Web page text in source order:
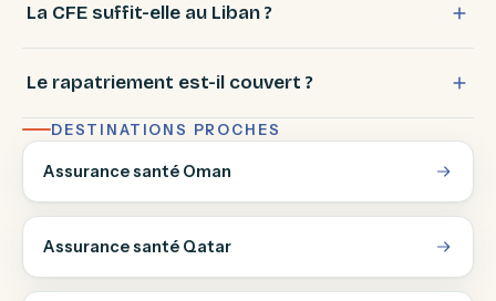
La CFE suffit-elle au Liban ?
Le rapatriement est-il couvert ?
DESTINATIONS PROCHES
Assurance santé Oman
Assurance santé Qatar